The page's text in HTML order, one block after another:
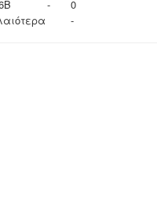
-
0
-